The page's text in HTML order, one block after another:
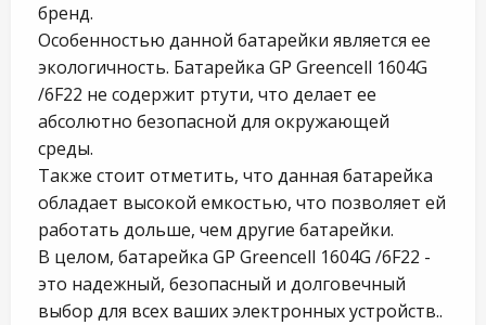
бренд.
Особенностью данной батарейки является ее
экологичность. Батарейка GP Greencell 1604G
/6F22 не содержит ртути, что делает ее
абсолютно безопасной для окружающей
среды.
Также стоит отметить, что данная батарейка
обладает высокой емкостью, что позволяет ей
работать дольше, чем другие батарейки.
В целом, батарейка GP Greencell 1604G /6F22 -
это надежный, безопасный и долговечный
выбор для всех ваших электронных устройств..